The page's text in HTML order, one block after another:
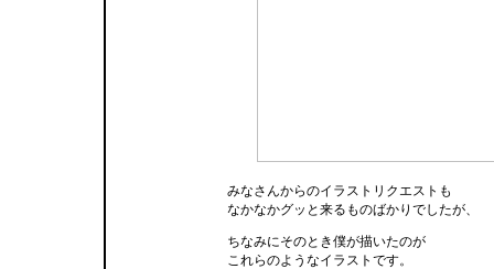
みなさんからのイラストリクエストも
なかなかグッと来るものばかりでしたが、
ちなみにそのとき僕が描いたのが
これらのようなイラストです。